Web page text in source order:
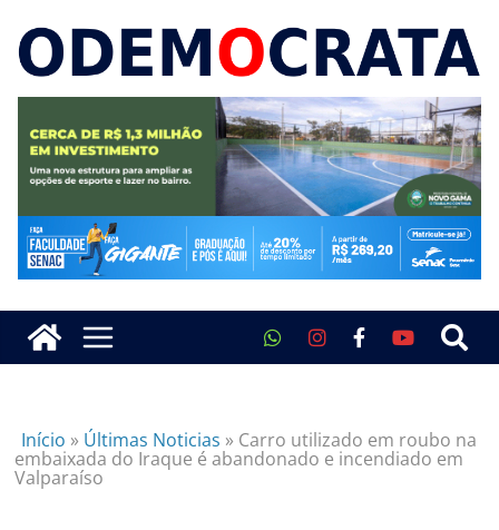
Início » Últimas Noticias » Carro utilizado em roubo na
embaixada do Iraque é abandonado e incendiado em
Valparaíso